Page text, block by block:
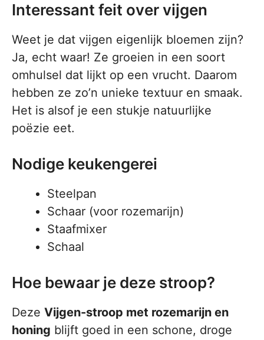
Interessant feit over vijgen
Weet je dat vijgen eigenlijk bloemen zijn?
Ja, echt waar! Ze groeien in een soort
omhulsel dat lijkt op een vrucht. Daarom
hebben ze zo’n unieke textuur en smaak.
Het is alsof je een stukje natuurlijke
poëzie eet.
Nodige keukengerei
Steelpan
Schaar (voor rozemarijn)
Staafmixer
Schaal
Hoe bewaar je deze stroop?
Deze Vijgen-stroop met rozemarijn en
honing blijft goed in een schone, droge